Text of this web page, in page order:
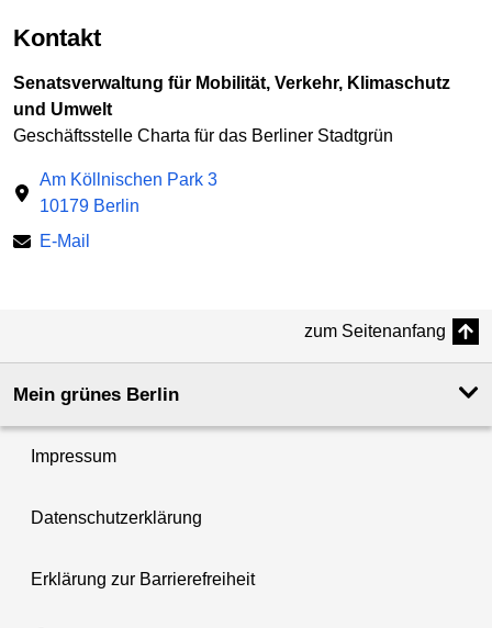
Kontakt
Senatsverwaltung für Mobilität, Verkehr, Klimaschutz
und Umwelt
Geschäftsstelle Charta für das Berliner Stadtgrün
Am Köllnischen Park 3
10179 Berlin
E-Mail
zum Seitenanfang
Mein grünes Berlin
Impressum
Datenschutzerklärung
Erklärung zur Barrierefreiheit